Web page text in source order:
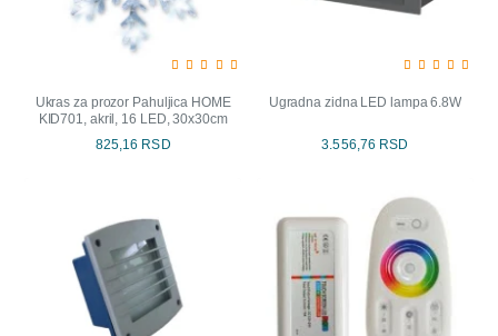
Ukras za prozor Pahuljica HOME
KID701, akril, 16 LED, 30x30cm
825,16 RSD
Ugradna zidna LED lampa 6.8W
3.556,76 RSD